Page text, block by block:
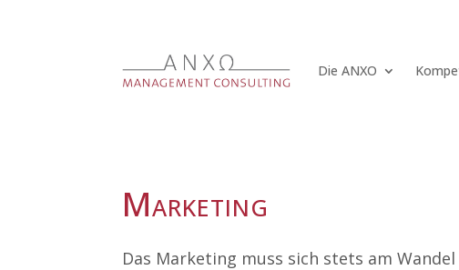
Die ANXO
Marketing
Das Marketing muss sich stets am